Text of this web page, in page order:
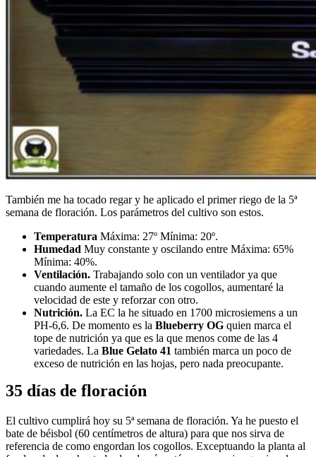
También me ha tocado regar y he aplicado el primer riego de la 5ª
semana de floración. Los parámetros del cultivo son estos.
Temperatura Máxima: 27º Mínima: 20º.
Humedad Muy constante y oscilando entre Máxima: 65%
Mínima: 40%.
Ventilación. Trabajando solo con un ventilador ya que
cuando aumente el tamaño de los cogollos, aumentaré la
velocidad de este y reforzar con otro.
Nutrición. La EC la he situado en 1700 microsiemens a un
PH-6,6. De momento es la Blueberry OG quien marca el
tope de nutrición ya que es la que menos come de las 4
variedades. La Blue Gelato 41 también marca un poco de
exceso de nutrición en las hojas, pero nada preocupante.
35 días de floración
El cultivo cumplirá hoy su 5ª semana de floración. Ya he puesto el
bate de béisbol (60 centímetros de altura) para que nos sirva de
referencia de como engordan los cogollos. Exceptuando la planta al